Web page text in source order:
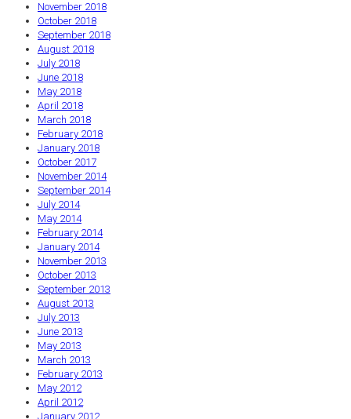
November 2018
October 2018
September 2018
August 2018
July 2018
June 2018
May 2018
April 2018
March 2018
February 2018
January 2018
October 2017
November 2014
September 2014
July 2014
May 2014
February 2014
January 2014
November 2013
October 2013
September 2013
August 2013
July 2013
June 2013
May 2013
March 2013
February 2013
May 2012
April 2012
January 2012